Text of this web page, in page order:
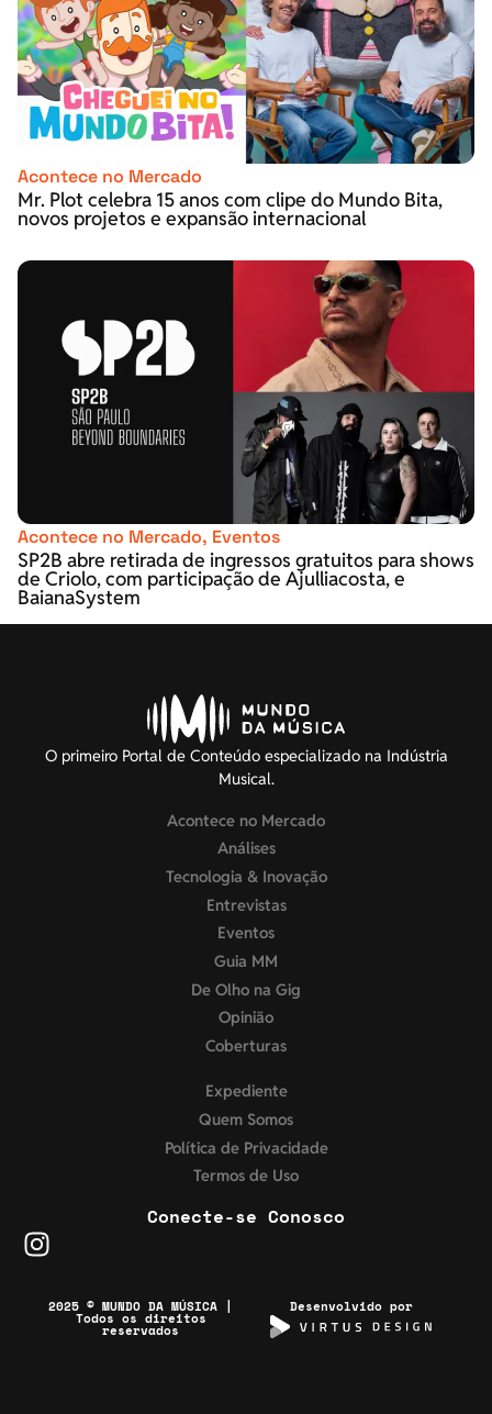
Acontece no Mercado
Mr. Plot celebra 15 anos com clipe do Mundo Bita,
novos projetos e expansão internacional
Acontece no Mercado, Eventos
SP2B abre retirada de ingressos gratuitos para shows
de Criolo, com participação de Ajulliacosta, e
BaianaSystem
O primeiro Portal de Conteúdo especializado na Indústria
Musical.
Acontece no Mercado
Análises
Tecnologia & Inovação
Entrevistas
Eventos
Guia MM
De Olho na Gig
Opinião
Coberturas
Expediente
Quem Somos
Política de Privacidade
Termos de Uso
Conecte-se Conosco
2025 © MUNDO DA MÚSICA |
Todos os direitos
reservados
Desenvolvido por